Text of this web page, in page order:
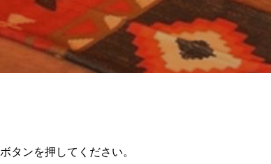
タンを押してください。